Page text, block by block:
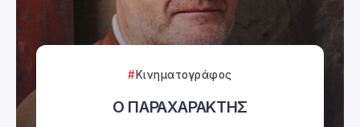
Κινηματογράφος
Ο ΠΑΡΑΧΑΡΑΚΤΗΣ